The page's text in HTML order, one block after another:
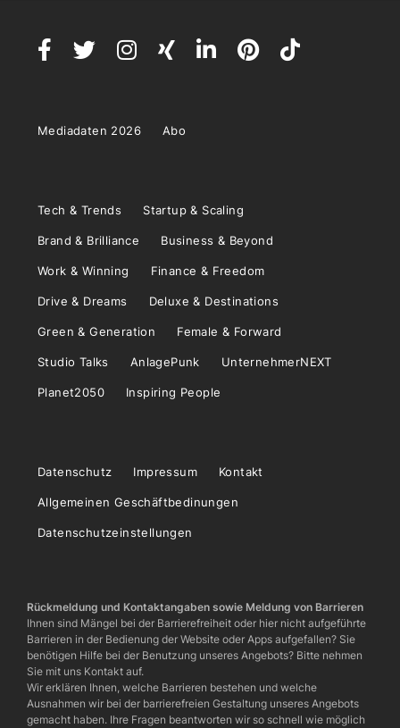
Mediadaten 2026 Abo
Tech & Trends Startup & Scaling
Brand & Brilliance Business & Beyond
Work & Winning Finance & Freedom
Drive & Dreams Deluxe & Destinations
Green & Generation Female & Forward
Studio Talks AnlagePunk UnternehmerNEXT
Planet2050 Inspiring People
Datenschutz Impressum Kontakt
Allgemeinen Geschäftbedinungen
Datenschutzeinstellungen
Rückmeldung und Kontaktangaben sowie Meldung von Barrieren
Ihnen sind Mängel bei der Barrierefreiheit oder hier nicht aufgeführte
Barrieren in der Bedienung der Website oder Apps aufgefallen? Sie
benötigen Hilfe bei der Benutzung unseres Angebots? Bitte nehmen
Sie mit uns Kontakt auf.
Wir erklären Ihnen, welche Barrieren bestehen und welche
Ausnahmen wir bei der barrierefreien Gestaltung unseres Angebots
gemacht haben. Ihre Fragen beantworten wir so schnell wie möglich